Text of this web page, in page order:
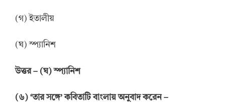
(গ) ইতালীয়
(ঘ) স্প্যানিশ
উত্তর – (ঘ) স্প্যানিশ
(৬) ‘তার সঙ্গে’ কবিতাটি বাংলায় অনুবাদ করেন –